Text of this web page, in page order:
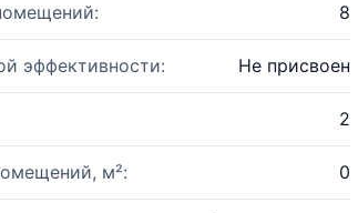
8
эффективности: Не присвоен
2
м²: 0